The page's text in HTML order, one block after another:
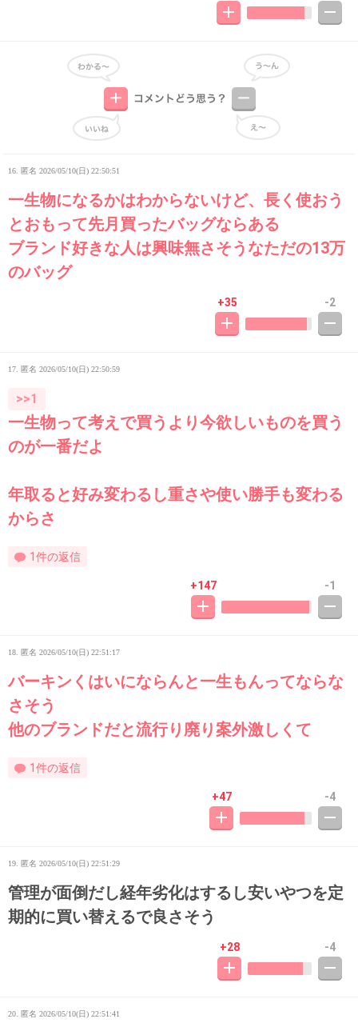
16. 匿名 2026/05/10(日) 22:50:51
一生物になるかはわからないけど、長く使おう
とおもって先月買ったバッグならある
ブランド好きな人は興味無さそうなただの13万
のバッグ
+35 -2
17. 匿名 2026/05/10(日) 22:50:59
>>1
一生物って考えで買うより今欲しいものを買う
のが一番だよ
年取ると好み変わるし重さや使い勝手も変わる
からさ
1件の返信
+147 -1
18. 匿名 2026/05/10(日) 22:51:17
バーキンくはいにならんと一生もんってならな
さそう
他のブランドだと流行り廃り案外激しくて
1件の返信
+47 -4
19. 匿名 2026/05/10(日) 22:51:29
管理が面倒だし経年劣化はするし安いやつを定
期的に買い替えるで良さそう
+28 -4
20. 匿名 2026/05/10(日) 22:51:41